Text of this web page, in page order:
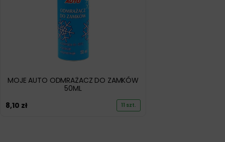
MOJE AUTO ODMRAŻACZ DO ZAMKÓW
50ML
8,10 zł 11 szt.